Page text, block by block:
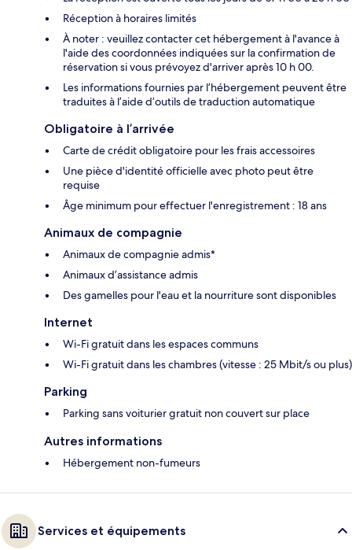
Réception à horaires limités
À noter : veuillez contacter cet hébergement à l'avance à
l'aide des coordonnées indiquées sur la confirmation de
réservation si vous prévoyez d'arriver après 10 h 00.
Les informations fournies par l’hébergement peuvent être
traduites à l’aide d’outils de traduction automatique
Obligatoire à l’arrivée
Carte de crédit obligatoire pour les frais accessoires
Une pièce d'identité officielle avec photo peut être
requise
Âge minimum pour effectuer l'enregistrement : 18 ans
Animaux de compagnie
Animaux de compagnie admis*
Animaux d’assistance admis
Des gamelles pour l'eau et la nourriture sont disponibles
Internet
Wi-Fi gratuit dans les espaces communs
Wi-Fi gratuit dans les chambres (vitesse : 25 Mbit/s ou plus)
Parking
Parking sans voiturier gratuit non couvert sur place
Autres informations
Hébergement non-fumeurs
Services et équipements